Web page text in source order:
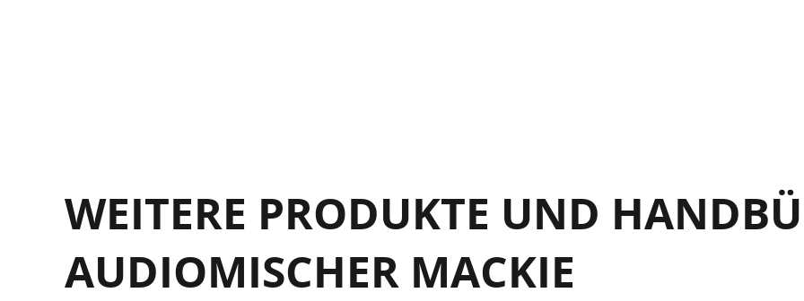
WEITERE PRODUKTE UND
AUDIOMISCHER MACKIE